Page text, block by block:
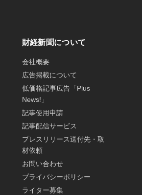
財経新聞について
会社概要
広告掲載について
低価格記事広告「Plus
News!」
記事使用申請
記事配信サービス
プレスリリース送付先・取
材依頼
お問い合わせ
プライバシーポリシー
ライター募集